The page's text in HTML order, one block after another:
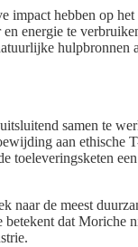
impact hebben op
energie te
hulpbronnen
samen te
aan ethische
toeleveringsketen
naar de meest
dat Moriche